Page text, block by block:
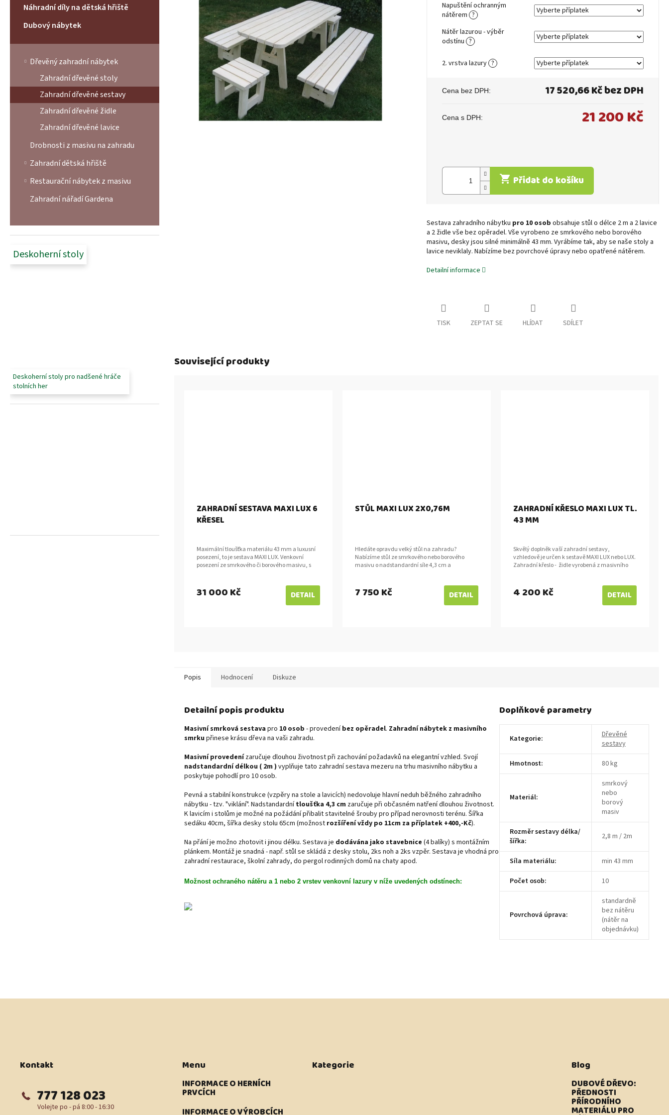
e
Náhradní díly na dětská hřiště
Dubový nábytek
Dřevěný zahradní nábytek
Zahradní dřevěné stoly
Zahradní dřevěné sestavy
Zahradní dřevěné židle
Zahradní dřevěné lavice
Drobnosti z masivu na zahradu
Zahradní dětská hřiště
Restaurační nábytek z masivu
Zahradní nářadí Gardena
Deskoherní stoly
Deskoherní stoly pro nadšené hráče
stolních her
hvězdiček.
21 200 Kč
17 520,66 Kčbez DPH
2. vrstva lazury ?
Nátěr lazurou - výběr
odstínu ?
Napuštění ochranným
nátěrem ?
Přidat do košíku
Sestava zahradního nábytku pro 10 osob obsahuje stůl o délce 2 m a 2 lavice
a 2 židle vše bez opěradel. Vše vyrobeno ze smrkového nebo borového
masivu, desky jsou silné minimálně 43 mm. Vyrábíme tak, aby se naše stoly a
lavice neviklaly. Nabízíme bez povrchové úpravy nebo opatřené nátěrem.
Detailní informace
TISK ZEPTAT SE HLÍDAT SDÍLET
Související produkty
ZAHRADNÍ SESTAVA MAXI LUX 6
KŘESEL
31 000 Kč DETAIL
Maximální tloušťka materiálu 43 mm a luxusní
posezení, to je sestava MAXI LUX. Venkovní
posezení ze smrkového či borového masivu, s
STŮL MAXI LUX 2X0,76M
7 750 Kč DETAIL
Hledáte opravdu velký stůl na zahradu?
Nabízíme stůl ze smrkového nebo borového
masivu o nadstandardní síle 4,3 cm a
ZAHRADNÍ KŘESLO MAXI LUX TL.
43 MM
4 200 Kč DETAIL
Skvělý doplněk vaší zahradní sestavy,
vzhledově je určen k sestavě MAXI LUX nebo LUX.
Zahradní křeslo - židle vyrobená z masivního
Popis Hodnocení Diskuze
Detailní popis produktu
Masivní smrková sestava pro 10 osob - provedeníbez opěradel. Zahradní nábytek z masivního
smrku přinese krásu dřeva na vaši zahradu.
Masivní provedenízaručuje dlouhou životnost při zachování požadavků na elegantní vzhled. Svojí
nadstandardní délkou ( 2m ) vyplňuje tato zahradní sestava mezeru na trhu masivního nábytku a
poskytuje pohodlí pro 10 osob.
Pevná a stabilní konstrukce (vzpěry na stole a lavicích) nedovoluje hlavní neduh běžného zahradního
nábytku - tzv. "viklání". Nadstandardnítloušťka 4,3 cm zaručuje při občasném natření dlouhou životnost.
K lavicím i stolům je možné na požádání přibalit stavitelné šrouby pro případ nerovnosti terénu. Šířka
sedáku 40cm, šířka desky stolu 65cm (možnost rozšíření vždy po 11cm za příplatek +400,-Kč).
Na přání je možno zhotovit i jinou délku. Sestava je dodávána jako stavebnice (4 balíky) s montážním
plánkem. Montáž je snadná - např. stůl se skládá z desky stolu, 2ks noh a 2ks vzpěr. Sestava je vhodná pro
zahradní restaurace, školní zahrady, do pergol rodinných domů na chaty apod.
Možnost ochraného nátěru a 1 nebo 2 vrstev venkovní lazury v níže uvedených odstínech:
Doplňkové parametry
Kategorie:
Dřevěné
sestavy
Hmotnost: 80 kg
Materiál:
smrkový
nebo
borový
masiv
Rozměr sestavy délka/
šířka: 2,8 m / 2m
Síla materiálu:
min 43 mm
Počet osob: 10
Povrchová úprava:
standardně
bez nátěru
(nátěr na
objednávku)
Z
Kontakt
777 128 023
Menu
INFORMACE O HERNÍCH
PRVCÍCH
INFORMACE O VÝROBCÍCH
Kategorie Blog
DUBOVÉ DŘEVO:
PŘEDNOSTI
PŘÍRODNÍHO
MATERIÁLU PRO